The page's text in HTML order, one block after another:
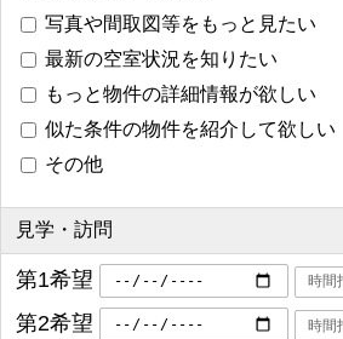
写真や間取図等をもっと見たい
最新の空室状況を知りたい
もっと物件の詳細情報が欲しい
似た条件の物件を紹介して欲しい
その他
見学・訪問
第1希望
第2希望